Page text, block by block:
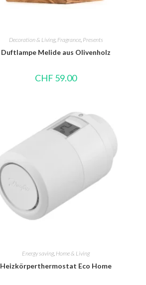
Decoration & Living, Fragrance, Presents
Duftlampe Melide aus Olivenholz
CHF 59.00
Energy saving, Home & Living
Heizkörperthermostat Eco Home